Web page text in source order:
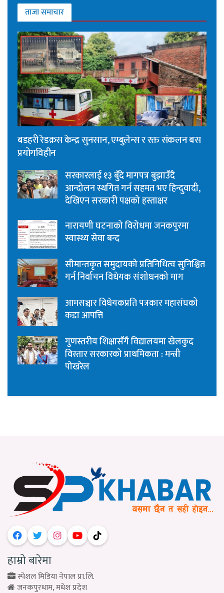
ताजा समाचार
बडहरी रेडक्रस केन्द्र सुनसान, एम्बुलेन्स र रक्त संकलन बस
प्रयोगविहीन
सरकारलाई १३ बुँदे मागपत्र बुझाउँदै
आन्दोलन स्थगित गर्न सहमत भए हिन्दुवादी,
देखिएन सरकारी पक्षको हस्ताक्षर
नारायणी घटनाको विरोधमा जनकपुरमा
स्वास्थ्य सेवा बन्द
सीमान्तकृत समुदायको प्रतिनिधित्व सुनिश्चित
गर्न निर्वाचन विधेयक संशोधनको माग
आमसञ्चार विधेयकप्रति पत्रकार महासंघको
कडा आपत्ति
गुणस्तरीय शिक्षासँगै विद्यालयमा खेलकुद
विस्तार सरकारको प्राथमिकता : मन्त्री
पोखरेल
हाम्रो बारेमा
स्पेशल मिडिया नेपाल प्रा.लि.
जनकपुरधाम, मधेश प्रदेश